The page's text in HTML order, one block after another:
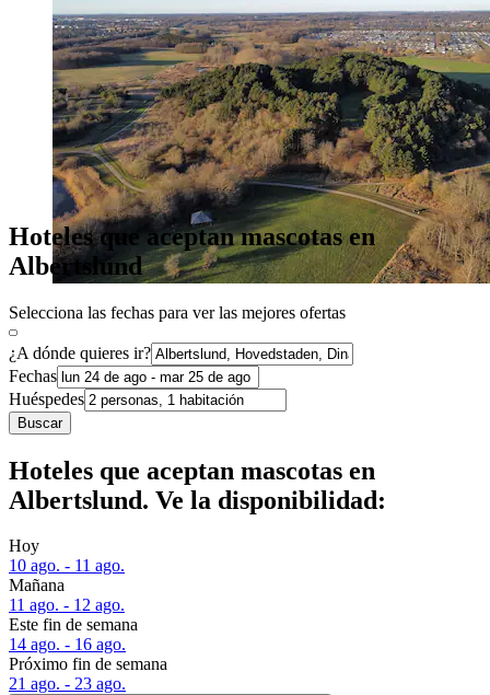
Hoteles que aceptan mascotas en
Albertslund
Selecciona las fechas para ver las mejores ofertas
¿A dónde quieres ir?
Fechas
Huéspedes
Buscar
Hoteles que aceptan mascotas en
Albertslund. Ve la disponibilidad:
Hoy
10 ago. - 11 ago.
Mañana
11 ago. - 12 ago.
Este fin de semana
14 ago. - 16 ago.
Próximo fin de semana
21 ago. - 23 ago.